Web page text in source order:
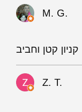
M. G.
קניון קטן וחביב
Z. T.